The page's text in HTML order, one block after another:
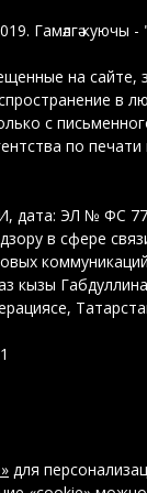
Гамәлгә
на сайте,
в
с
по
дата: ЭЛ № ФС
в сфере
коммуникаций
кызы Габдуллина
для